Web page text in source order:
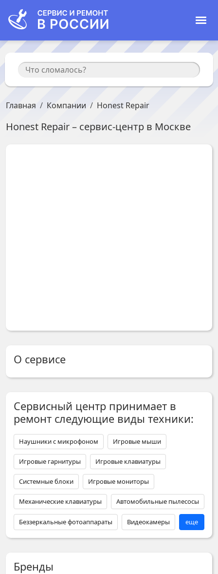
Главная Компании Honest Repair
Honest Repair– сервис-центр в Москве
О сервисе
Сервисный центр принимает в
ремонт следующие виды техники:
Наушники с микрофоном Игровые мыши
Игровые гарнитуры Игровые клавиатуры
Системные блоки Игровые мониторы
Механические клавиатуры Автомобильные пылесосы
Беззеркальные фотоаппараты Видеокамеры еще
Бренды